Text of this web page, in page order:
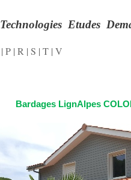
| P | R | S | T | V
Bardages LignAlpes
Technologies Etudes